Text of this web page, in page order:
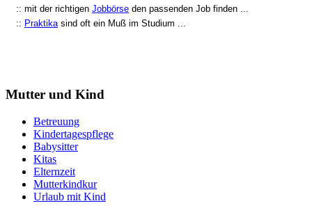
:: mit der richtigen Jobbörse den passenden Job finden ...
:: Praktika sind oft ein Muß im Studium ...
Mutter und Kind
Betreuung
Kindertagespflege
Babysitter
Kitas
Elternzeit
Mutterkindkur
Urlaub mit Kind